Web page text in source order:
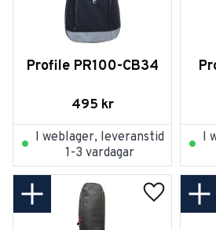
Profile PR100-CB34
495 kr
I weblager, leveranstid
1-3 vardagar
I
Lägg till i